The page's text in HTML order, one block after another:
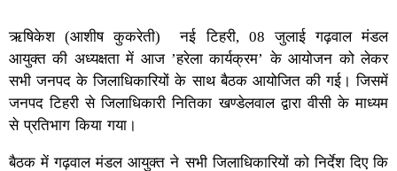
ऋषिकेश (आशीष कुकरेती) नई टिहरी, 08 जुलाई गढ़वाल मंडल
आयुक्त की अध्यक्षता में आज ’हरेला कार्यक्रम’ के आयोजन को लेकर
सभी जनपद के जिलाधिकारियों के साथ बैठक आयोजित की गई। जिसमें
जनपद टिहरी से जिलाधिकारी नितिका खण्डेलवाल द्वारा वीसी के माध्यम
से प्रतिभाग किया गया।
बैठक में गढ़वाल मंडल आयुक्त ने सभी जिलाधिकारियों को निर्देश दिए कि